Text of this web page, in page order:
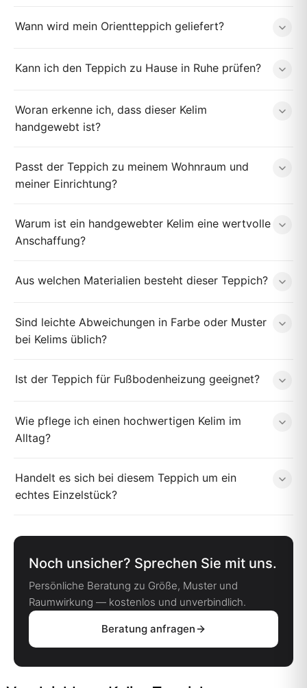
Wann wird mein Orientteppich geliefert?
Kann ich den Teppich zu Hause in Ruhe prüfen?
Woran erkenne ich, dass dieser Kelim
handgewebt ist?
Passt der Teppich zu meinem Wohnraum und
meiner Einrichtung?
Warum ist ein handgewebter Kelim eine wertvolle
Anschaffung?
Aus welchen Materialien besteht dieser Teppich?
Sind leichte Abweichungen in Farbe oder Muster
bei Kelims üblich?
Ist der Teppich für Fußbodenheizung geeignet?
Wie pflege ich einen hochwertigen Kelim im
Alltag?
Handelt es sich bei diesem Teppich um ein
echtes Einzelstück?
Noch unsicher? Sprechen Sie mit uns.
Persönliche Beratung zu Größe, Muster und
Raumwirkung — kostenlos und unverbindlich.
Beratung anfragen